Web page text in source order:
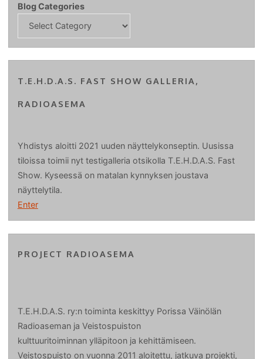
Blog Categories
T.E.H.D.A.S. FAST SHOW GALLERIA,
RADIOASEMA
Yhdistys aloitti 2021 uuden näyttelykonseptin. Uusissa
tiloissa toimii nyt testigalleria otsikolla T.E.H.D.A.S. Fast
Show. Kyseessä on matalan kynnyksen joustava
näyttelytila.
Enter
PROJECT RADIOASEMA
T.E.H.D.A.S. ry:n toiminta keskittyy Porissa Väinölän
Radioaseman ja Veistospuiston
kulttuuritoiminnan ylläpitoon ja kehittämiseen.
Veistospuisto on vuonna 2011 aloitettu, jatkuva projekti,